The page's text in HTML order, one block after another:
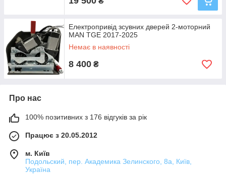
Електропривід зсувних дверей 2-моторний
MAN TGE 2017-2025
Немає в наявності
8 400 ₴
Про нас
100% позитивних з 176 відгуків за рік
Працює з 20.05.2012
м. Київ
Подольский, пер. Академика Зелинского, 8а, Київ,
Україна